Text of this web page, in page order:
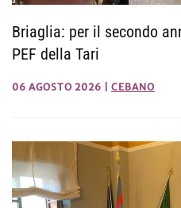
Briaglia: per il secondo
PEF della Tari
06 AGOSTO 2026 CEBANO